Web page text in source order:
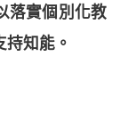
落實個別化教
持知能。